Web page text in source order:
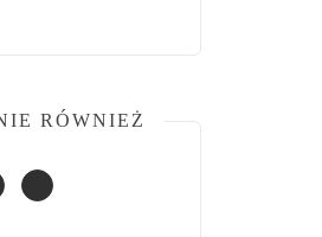
RÓWNIEŻ